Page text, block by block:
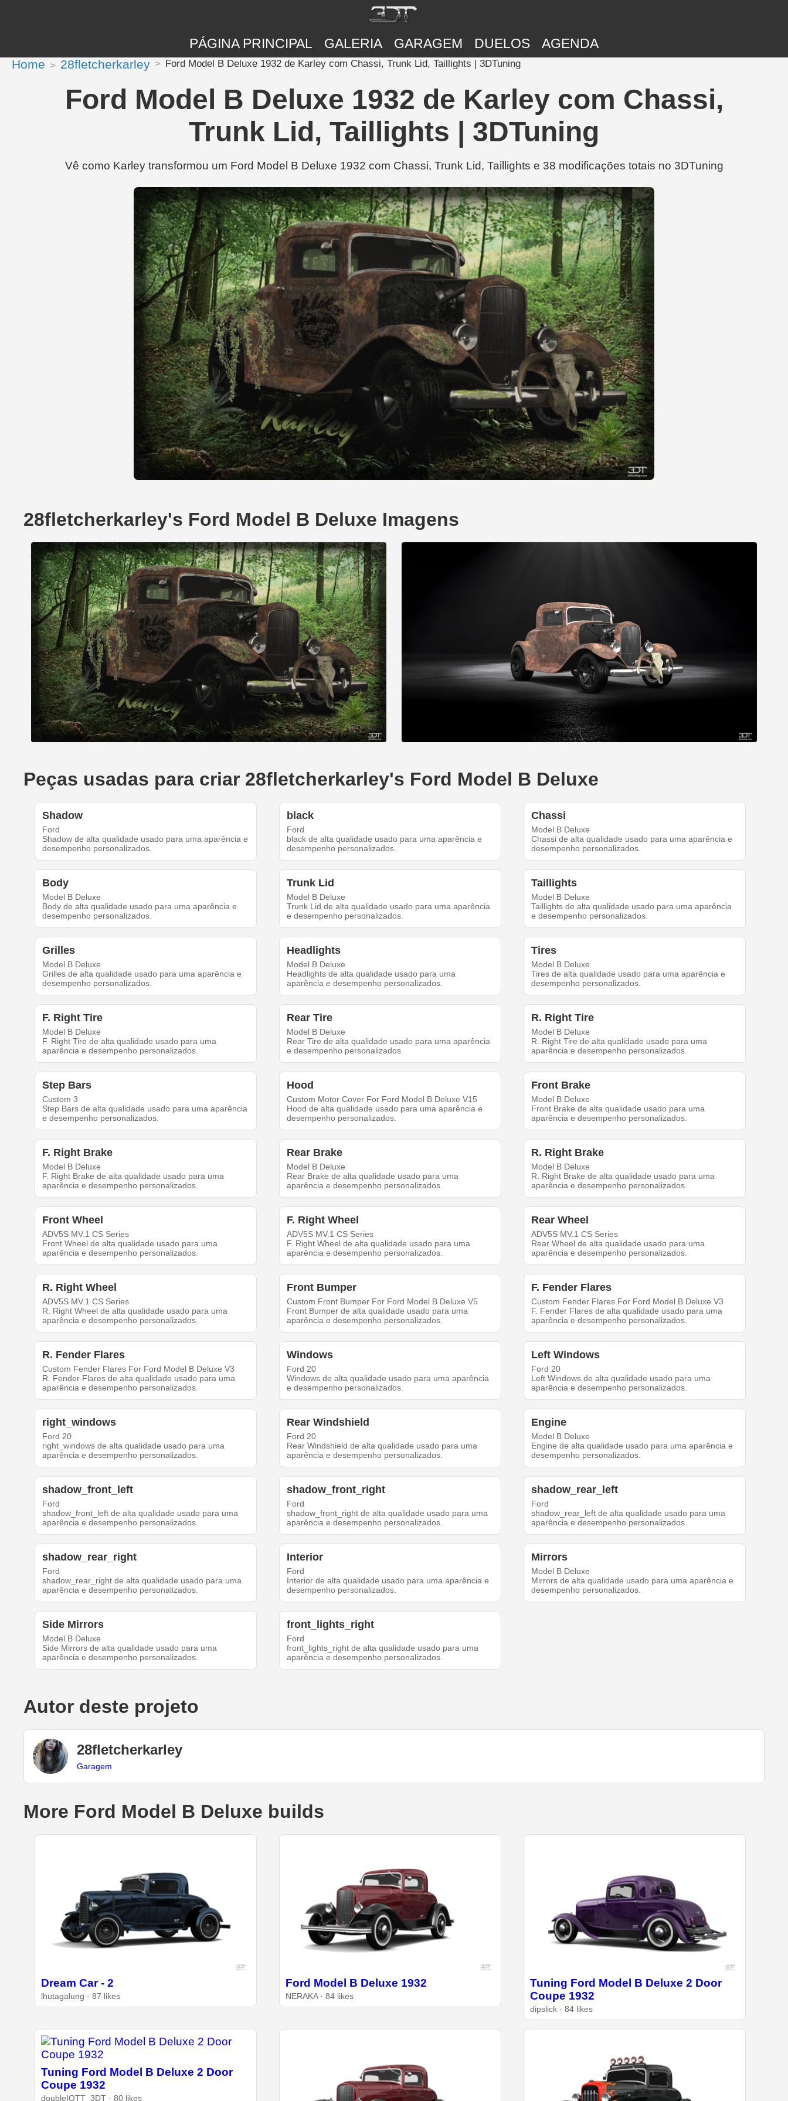
PÁGINA PRINCIPAL GALERIA GARAGEM DUELOS AGENDA
Home 28fletcherkarley Ford Model B Deluxe 1932 de Karley com Chassi, Trunk Lid, Taillights | 3DTuning
Ford Model B Deluxe 1932 de Karley com Chassi,
Trunk Lid, Taillights | 3DTuning
Vê como Karley transformou um Ford Model B Deluxe 1932 com Chassi, Trunk Lid, Taillights e 38 modificações totais no 3DTuning
28fletcherkarley's Ford Model B Deluxe Imagens
Peças usadas para criar 28fletcherkarley's Ford Model B Deluxe
Shadow
Ford
Shadow de alta qualidade usado para uma aparência e
desempenho personalizados.
black
Ford
black de alta qualidade usado para uma aparência e
desempenho personalizados.
Chassi
Model B Deluxe
Chassi de alta qualidade usado para uma aparência e
desempenho personalizados.
Body
Model B Deluxe
Body de alta qualidade usado para uma aparência e
desempenho personalizados.
Trunk Lid
Model B Deluxe
Trunk Lid de alta qualidade usado para uma aparência
e desempenho personalizados.
Taillights
Model B Deluxe
Taillights de alta qualidade usado para uma aparência
e desempenho personalizados.
Grilles
Model B Deluxe
Grilles de alta qualidade usado para uma aparência e
desempenho personalizados.
Headlights
Model B Deluxe
Headlights de alta qualidade usado para uma
aparência e desempenho personalizados.
Tires
Model B Deluxe
Tires de alta qualidade usado para uma aparência e
desempenho personalizados.
F. Right Tire
Model B Deluxe
F. Right Tire de alta qualidade usado para uma
aparência e desempenho personalizados.
Rear Tire
Model B Deluxe
Rear Tire de alta qualidade usado para uma aparência
e desempenho personalizados.
R. Right Tire
Model B Deluxe
R. Right Tire de alta qualidade usado para uma
aparência e desempenho personalizados.
Step Bars
Custom 3
Step Bars de alta qualidade usado para uma aparência
e desempenho personalizados.
Hood
Custom Motor Cover For Ford Model B Deluxe V15
Hood de alta qualidade usado para uma aparência e
desempenho personalizados.
Front Brake
Model B Deluxe
Front Brake de alta qualidade usado para uma
aparência e desempenho personalizados.
F. Right Brake
Model B Deluxe
F. Right Brake de alta qualidade usado para uma
aparência e desempenho personalizados.
Rear Brake
Model B Deluxe
Rear Brake de alta qualidade usado para uma
aparência e desempenho personalizados.
R. Right Brake
Model B Deluxe
R. Right Brake de alta qualidade usado para uma
aparência e desempenho personalizados.
Front Wheel
ADV5S MV.1 CS Series
Front Wheel de alta qualidade usado para uma
aparência e desempenho personalizados.
F. Right Wheel
ADV5S MV.1 CS Series
F. Right Wheel de alta qualidade usado para uma
aparência e desempenho personalizados.
Rear Wheel
ADV5S MV.1 CS Series
Rear Wheel de alta qualidade usado para uma
aparência e desempenho personalizados.
R. Right Wheel
ADV5S MV.1 CS Series
R. Right Wheel de alta qualidade usado para uma
aparência e desempenho personalizados.
Front Bumper
Custom Front Bumper For Ford Model B Deluxe V5
Front Bumper de alta qualidade usado para uma
aparência e desempenho personalizados.
F. Fender Flares
Custom Fender Flares For Ford Model B Deluxe V3
F. Fender Flares de alta qualidade usado para uma
aparência e desempenho personalizados.
R. Fender Flares
Custom Fender Flares For Ford Model B Deluxe V3
R. Fender Flares de alta qualidade usado para uma
aparência e desempenho personalizados.
Windows
Ford 20
Windows de alta qualidade usado para uma aparência
e desempenho personalizados.
Left Windows
Ford 20
Left Windows de alta qualidade usado para uma
aparência e desempenho personalizados.
right_windows
Ford 20
right_windows de alta qualidade usado para uma
aparência e desempenho personalizados.
Rear Windshield
Ford 20
Rear Windshield de alta qualidade usado para uma
aparência e desempenho personalizados.
Engine
Model B Deluxe
Engine de alta qualidade usado para uma aparência e
desempenho personalizados.
shadow_front_left
Ford
shadow_front_left de alta qualidade usado para uma
aparência e desempenho personalizados.
shadow_front_right
Ford
shadow_front_right de alta qualidade usado para uma
aparência e desempenho personalizados.
shadow_rear_left
Ford
shadow_rear_left de alta qualidade usado para uma
aparência e desempenho personalizados.
shadow_rear_right
Ford
shadow_rear_right de alta qualidade usado para uma
aparência e desempenho personalizados.
Interior
Ford
Interior de alta qualidade usado para uma aparência e
desempenho personalizados.
Mirrors
Model B Deluxe
Mirrors de alta qualidade usado para uma aparência e
desempenho personalizados.
Side Mirrors
Model B Deluxe
Side Mirrors de alta qualidade usado para uma
aparência e desempenho personalizados.
front_lights_right
Ford
front_lights_right de alta qualidade usado para uma
aparência e desempenho personalizados.
Autor deste projeto
28fletcherkarley
Garagem
More Ford Model B Deluxe builds
Dream Car - 2
lhutagalung · 87 likes
Ford Model B Deluxe 1932
NERAKA · 84 likes
Tuning Ford Model B Deluxe 2 Door
Coupe 1932
dipslick · 84 likes
Tuning Ford Model B Deluxe 2 Door
Coupe 1932
doubleIOTT_3DT · 80 likes